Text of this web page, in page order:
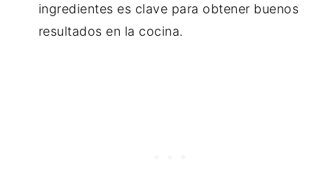
ingredientes es clave para obtener buenos
resultados en la cocina.